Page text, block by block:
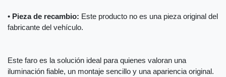
• Pieza de recambio: Este producto no es una pieza original del
fabricante del vehículo.
Este faro es la solución ideal para quienes valoran una
iluminación fiable, un montaje sencillo y una apariencia original.